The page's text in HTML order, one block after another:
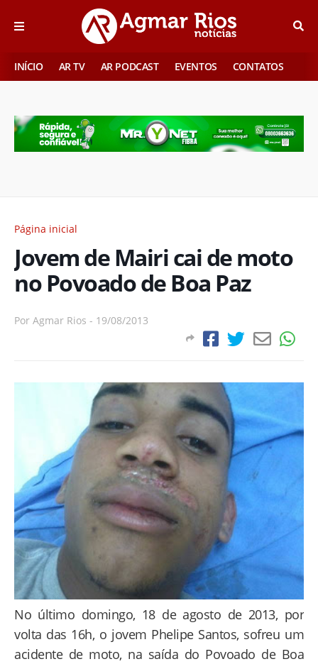
INÍCIO AR TV AR PODCAST EVENTOS CONTATOS
Página inicial
Jovem de Mairi cai de moto
no Povoado de Boa Paz
Por Agmar Rios - 19/08/2013
No último domingo, 18 de agosto de 2013, por
volta das 16h, o jovem Phelipe Santos, sofreu um
acidente de moto, na saída do Povoado de Boa